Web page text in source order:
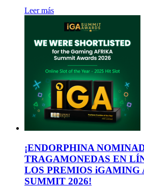
Leer más
¡ENDORPHINA
TRAGAMONEDAS EN
LOS PREMIOS iGAMING
SUMMIT 2026!